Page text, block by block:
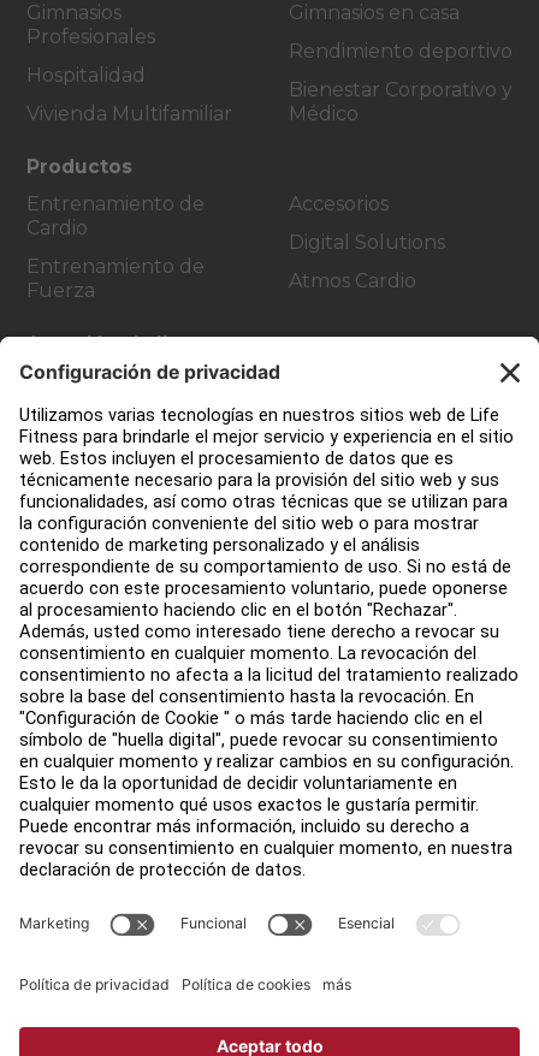
Gimnasios
Profesionales
Hospitalidad
Vivienda Multifamiliar
Gimnasios en casa
Rendimiento deportivo
Bienestar Corporativo y
Médico
Productos
Entrenamiento de
Cardio
Entrenamiento de
Fuerza
Accesorios
Digital Solutions
Atmos Cardio
Atención al cliente
Diseño de instalaciones de fitness
Centro de servicios
Centro de Educación
Quiénes somos
Buscar un distribuidor
Encuentra una tienda
Legal
Accesibilidad
Trabaja con nosotros
Iniciar sesión en Facility Connect
Contacto
Configuración de privacidad